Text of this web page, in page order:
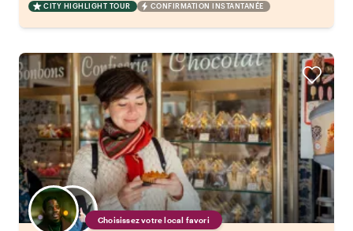
CITY HIGHLIGHT TOUR CONFIRMATION INSTANTANÉE
Choisissez votre local favori